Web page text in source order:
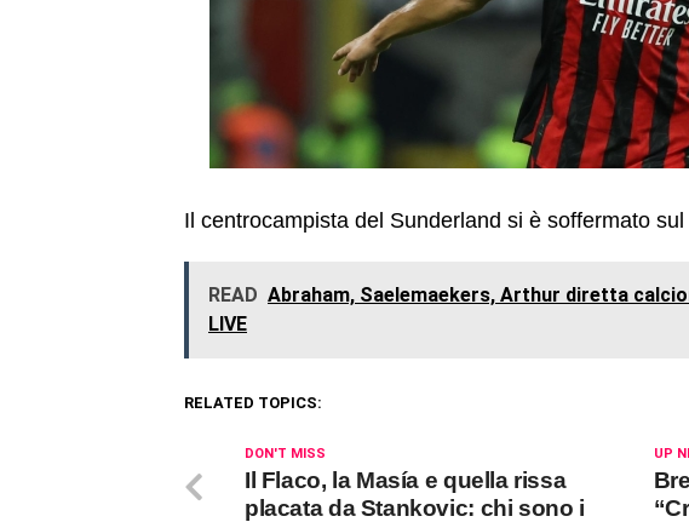
Il centrocampista del Sunderland si è soffermato
READ Abraham, Saelemaekers, Arthur diretta
LIVE
RELATED TOPICS:
UP
DON'T MISS
Il Flaco, la Masía e quella rissa
placata da Stankovic: chi sono i